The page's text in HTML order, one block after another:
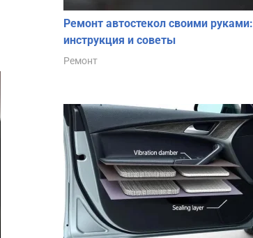
Ремонт автостекол своими руками:
инструкция и советы
Ремонт